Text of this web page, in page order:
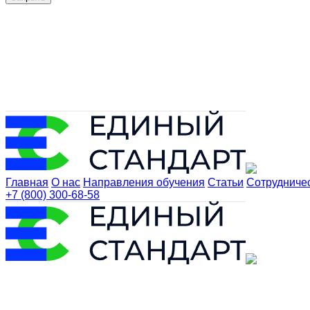
Главная О нас Направления обучения Статьи
+7 (800) 300-68-58